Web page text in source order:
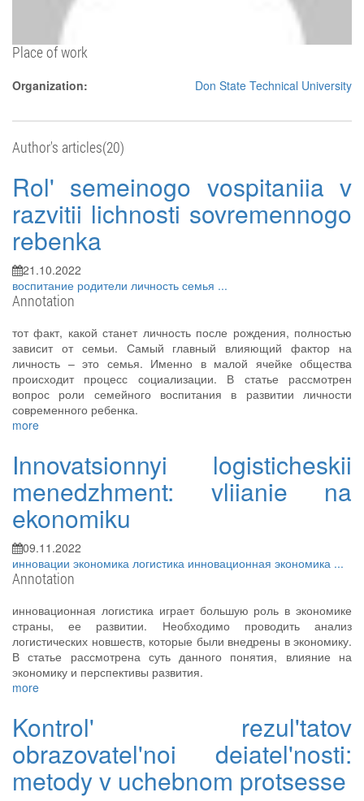
Place of work
Organization: Don State Technical University
Author's articles(20)
Rol' semeinogo vospitaniia v
razvitii lichnosti sovremennogo
rebenka
21.10.2022
воспитание родители личность семья ...
Annotation
тот факт, какой станет личность после рождения, полностью
зависит от семьи. Самый главный влияющий фактор на
личность – это семья. Именно в малой ячейке общества
происходит процесс социализации. В статье рассмотрен
вопрос роли семейного воспитания в развитии личности
современного ребенка.
more
Innovatsionnyi logisticheskii
menedzhment: vliianie na
ekonomiku
09.11.2022
инновации экономика логистика инновационная экономика ...
Annotation
инновационная логистика играет большую роль в экономике
страны, ее развитии. Необходимо проводить анализ
логистических новшеств, которые были внедрены в экономику.
В статье рассмотрена суть данного понятия, влияние на
экономику и перспективы развития.
more
Kontrol' rezul'tatov
obrazovatel'noi deiatel'nosti:
metody v uchebnom protsesse